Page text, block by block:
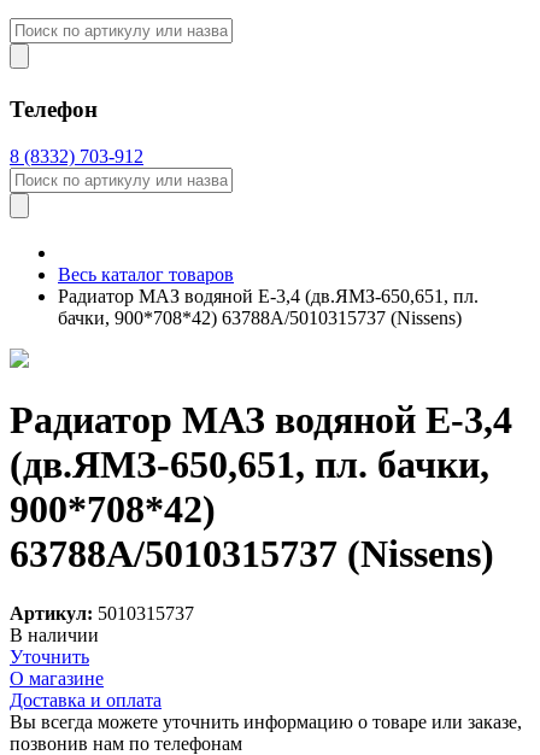
Телефон
8 (8332) 703-912
Весь каталог товаров
Радиатор МАЗ водяной Е-3,4 (дв.ЯМЗ-650,651, пл.
бачки, 900*708*42) 63788A/5010315737 (Nissens)
Радиатор МАЗ водяной Е-3,4
(дв.ЯМЗ-650,651, пл. бачки,
900*708*42)
63788A/5010315737 (Nissens)
Артикул: 5010315737
В наличии
Уточнить
О магазине
Доставка и оплата
Вы всегда можете уточнить информацию о товаре или заказе,
позвонив нам по телефонам